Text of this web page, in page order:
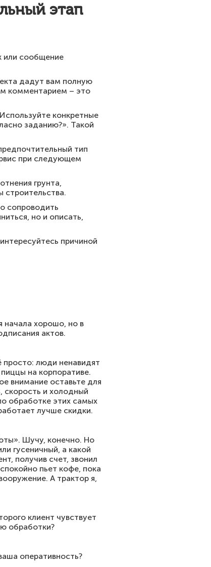
этап
или сообщение
дадут вам полную
комментарием – это
конкретные
заданию?». Такой
тип
при следующем
грунта,
строительства.
сопроводить
но и описать,
причиной
начала хорошо, но в
актов.
просто: люди ненавидят
на корпоративе.
внимание оставьте для
скорость и холодный
обработке этих самых
лучше скидки.
Шучу, конечно. Но
гусеничный, а какой
получив счет, звонил
пьет кофе, пока
А трактор я,
клиент чувствует
обработки?
оперативность?